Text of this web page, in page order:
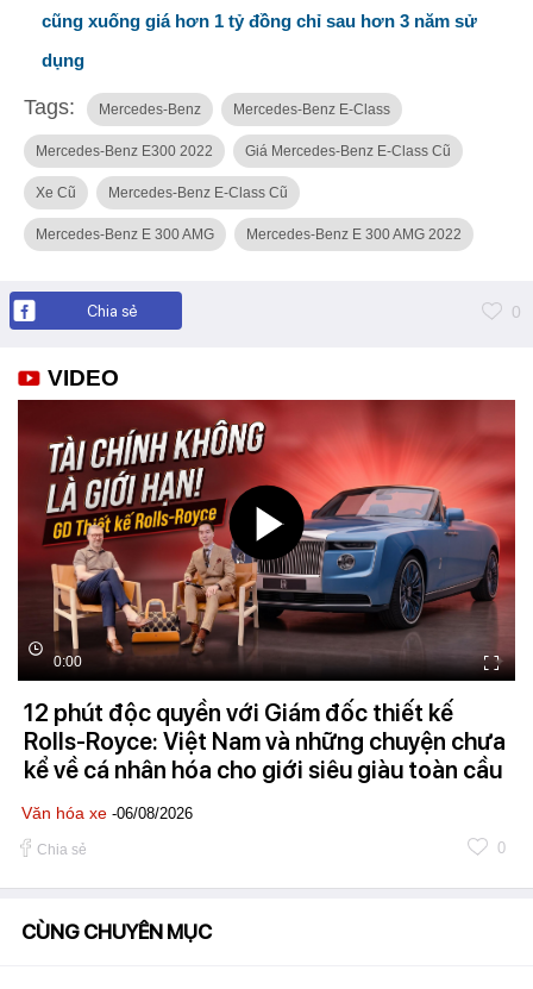
cũng xuống giá hơn 1 tỷ đồng chỉ sau hơn 3 năm sử
dụng
Tags: Mercedes-Benz Mercedes-Benz E-Class
Mercedes-Benz E300 2022 Giá Mercedes-Benz E-Class Cũ
Xe Cũ Mercedes-Benz E-Class Cũ
Mercedes-Benz E 300 AMG Mercedes-Benz E 300 AMG 2022
Chia sẻ 0
VIDEO
0:00
12 phút độc quyền với Giám đốc thiết kế
Rolls-Royce: Việt Nam và những chuyện chưa
kể về cá nhân hóa cho giới siêu giàu toàn cầu
Văn hóa xe -06/08/2026
Chia sẻ 0
CÙNG CHUYÊN MỤC